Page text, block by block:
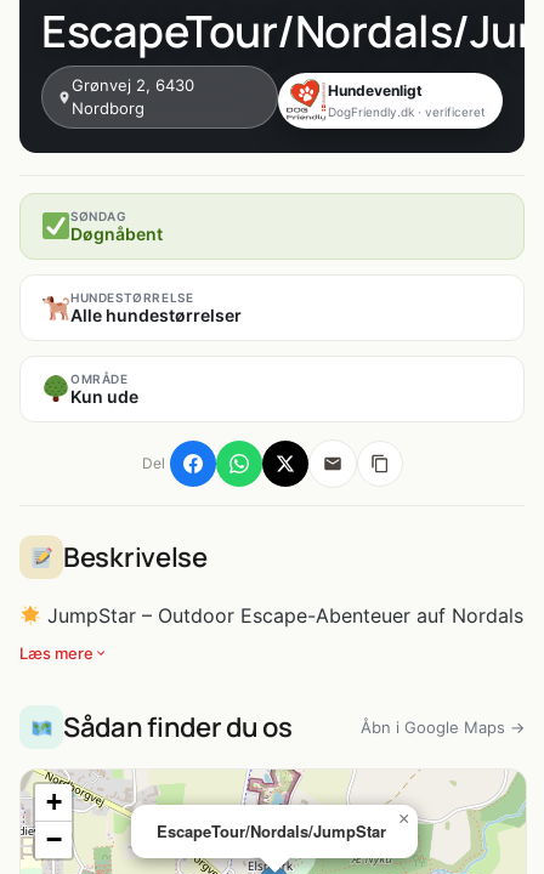
EscapeTour/Nordals/
Grønvej 2, 6430
Nordborg
Hundevenligt
DogFriendly.dk · verificeret
SØNDAG
Døgnåbent
HUNDESTØRRELSE
Alle hundestørrelser
OMRÅDE
Kun ude
Del
Beskrivelse
JumpStar – Outdoor Escape-Abenteuer auf Nordals
Læs mere
Sådan finder du os Åbn i Google Maps →
EscapeTour/Nordals/JumpStar
×
+
−